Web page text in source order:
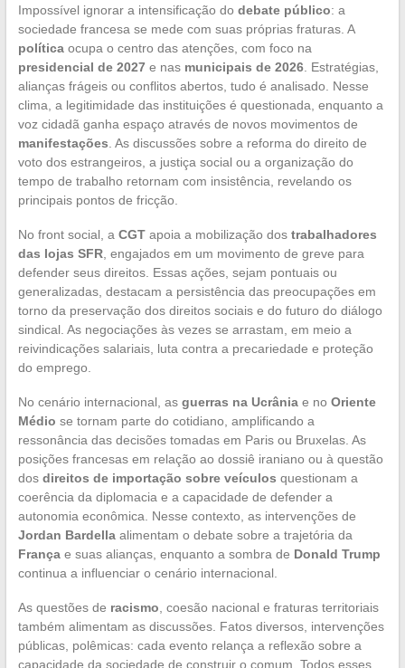
Impossível ignorar a intensificação do debate público: a
sociedade francesa se mede com suas próprias fraturas. A
políticaocupa o centro das atenções, com foco na
presidencial de 2027e nas municipais de 2026. Estratégias,
alianças frágeis ou conflitos abertos, tudo é analisado. Nesse
clima, a legitimidade das instituições é questionada, enquanto a
voz cidadã ganha espaço através de novos movimentos de
manifestações . As discussões sobre a reforma do direito de
voto dos estrangeiros, a justiça social ou a organização do
tempo de trabalho retornam com insistência, revelando os
principais pontos de fricção.
No front social, a CGTapoia a mobilização dos trabalhadores
das lojas SFR, engajados em um movimento de greve para
defender seus direitos. Essas ações, sejam pontuais ou
generalizadas, destacam a persistência das preocupações em
torno da preservação dos direitos sociais e do futuro do diálogo
sindical. As negociações às vezes se arrastam, em meio a
reivindicações salariais, luta contra a precariedade e proteção
do emprego.
No cenário internacional, as guerras na Ucrâniae no Oriente
Médio se tornam parte do cotidiano, amplificando a
ressonância das decisões tomadas em Paris ou Bruxelas. As
posições francesas em relação ao dossiê iraniano ou à questão
dos direitos de importação sobre veículos questionam a
coerência da diplomacia e a capacidade de defender a
autonomia econômica. Nesse contexto, as intervenções de
Jordan Bardellaalimentam o debate sobre a trajetória da
Françae suas alianças, enquanto a sombra de Donald Trump
continua a influenciar o cenário internacional.
As questões de racismo , coesão nacional e fraturas territoriais
também alimentam as discussões. Fatos diversos, intervenções
públicas, polêmicas: cada evento relança a reflexão sobre a
capacidade da sociedade de construir o comum. Todos esses